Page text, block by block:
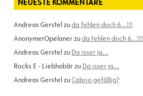
Andreas Gerstelzuda fehlen doch 6…!!!
AnonymerOpelanerzuda fehlen doch 6…!!!
Andreas Gerstelzu Da isser ja…
Rocks E - Liebhabärzu Da isser ja…
Andreas GerstelzuCabrio gefällig?